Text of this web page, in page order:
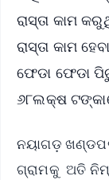
ରାସ୍ତା କାମ
ରାସ୍ତା କାମ
ଫେଡା ଫେଡା
୬୮ଲକ୍ଷ
ନୟାଗଡ଼
ଗ୍ରାମକୁ ଅତି